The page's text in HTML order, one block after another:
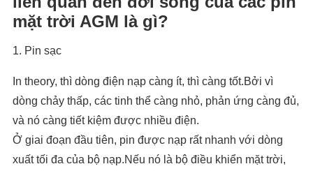
mặt trời AGM là gì?
1. Pin sạc
In theory, thì dòng điện nạp càng ít, thì càng tốt.Bởi vì
dòng chảy thấp, các tinh thể càng nhỏ, phản ứng càng đủ,
và nó càng tiết kiệm được nhiều điện.
Ở giai đoạn đầu tiên, pin được nạp rất nhanh với dòng
xuất tối đa của bộ nạp.Nếu nó là bộ điều khiển mặt trời,